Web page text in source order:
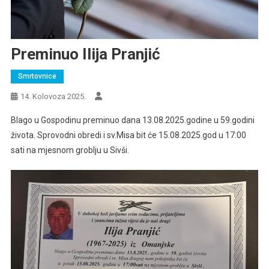
Preminuo Ilija Pranjić
Smrtovnice
14. Kolovoza 2025.
Blago u Gospodinu preminuo dana 13.08.2025.godine u 59.godini
života. Sprovodni obredi i sv.Misa bit će 15.08.2025.god u 17:00
sati na mjesnom groblju u Sivši.